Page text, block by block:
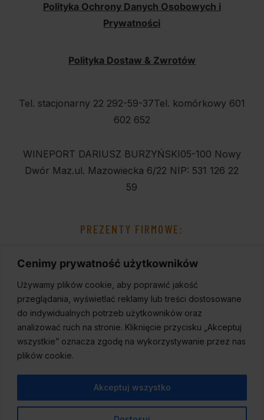
Cenimy prywatność użytkowników
Używamy plików cookie, aby poprawić jakość
przeglądania, wyświetlać reklamy lub treści dostosowane
do indywidualnych potrzeb użytkowników oraz
analizować ruch na stronie. Kliknięcie przycisku „Akceptuj
wszystkie” oznacza zgodę na wykorzystywanie przez nas
plików cookie.
Akceptuj wszystko
Polityka Ochrony Danych Osobowych i
Prywatności
Polityka Dostaw & Zwrotów
Tel. stacjonarny 22 292-59-37Tel. komórkowy 601
602 652
WINEPORT DARIUSZ BURZYŃSKI05-100 Nowy
Dwór Maz.ul. Mazowiecka 6/22 NIP: 531 126 22
59
PREZENTY FIRMOWE: